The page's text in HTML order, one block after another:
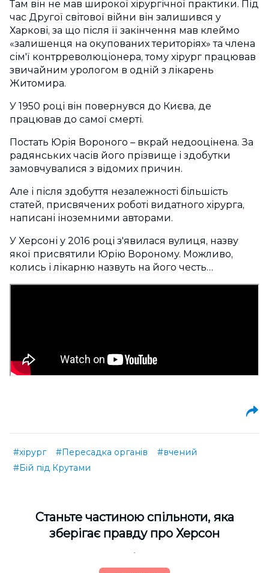
Там він не мав широкої хірургічної практики. Під
час Другої світової війни він залишився у
Харкові, за що після її закінчення мав клеймо
«залишенця на окупованих територіях» та члена
сім'ї контрреволюціонера, тому хірург працював
звичайним урологом в одній з лікарень
Житомира.
У 1950 році він повернувся до Києва, де
працював до самої смерті.
Постать Юрія Вороного – вкрай недооцінена. За
радянських часів його прізвище і здобутки
замовчувалися з відомих причин.
Але і після здобуття незалежності більшість
статей, присвячених роботі видатного хірурга,
написані іноземними авторами.
У Херсоні у 2016 році з'явилася вулиця, назву
якої присвятили Юрію Вороному. Можливо,
колись і лікарню назвуть на його честь…
#хірург #Пересадка органів
#вчений
#Бій під Крутами
Cтаньте частиною спільноти, яка
зберігає правду про Херсон